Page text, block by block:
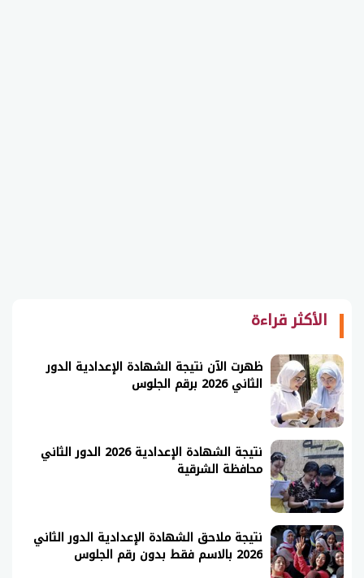
الأكثر قراءة
ظهرت الآن نتيجة الشهادة الإعدادية الدور
الثاني 2026 برقم الجلوس
نتيجة الشهادة الإعدادية 2026 الدور الثاني
محافظة الشرقية
نتيجة ملاحق الشهادة الإعدادية الدور الثاني
2026 بالاسم فقط بدون رقم الجلوس